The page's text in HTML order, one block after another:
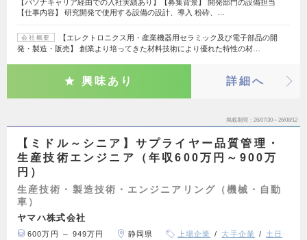
【パソナキャリア経由での入社実績あり】【募集背景】 開発部門の設備担当
【仕事内容】 研究開発で使用する設備の設計、導入 粉砕、…
会社概要
【エレクトロニクス用・産業機器用セラミック及び電子部品の開
発・製造・販売】 創業より培ってきた材料技術により優れた特性の材…
興味あり 詳細へ
掲載期間 26/07/30～26/08/12
【ミドル～シニア】サプライヤー品質管理・
生産技術エンジニア（年収600万円～900万
円）
生産技術・製造技術・エンジニアリング（機械・自動
車）
ヤマハ株式会社
600万円 ～ 949万円 静岡県 上場企業 大手企業
土日